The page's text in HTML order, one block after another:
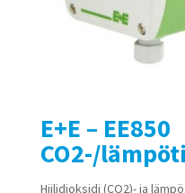
E+E – EE850
CO2-/
Hiilidioksidi (CO2)- ja